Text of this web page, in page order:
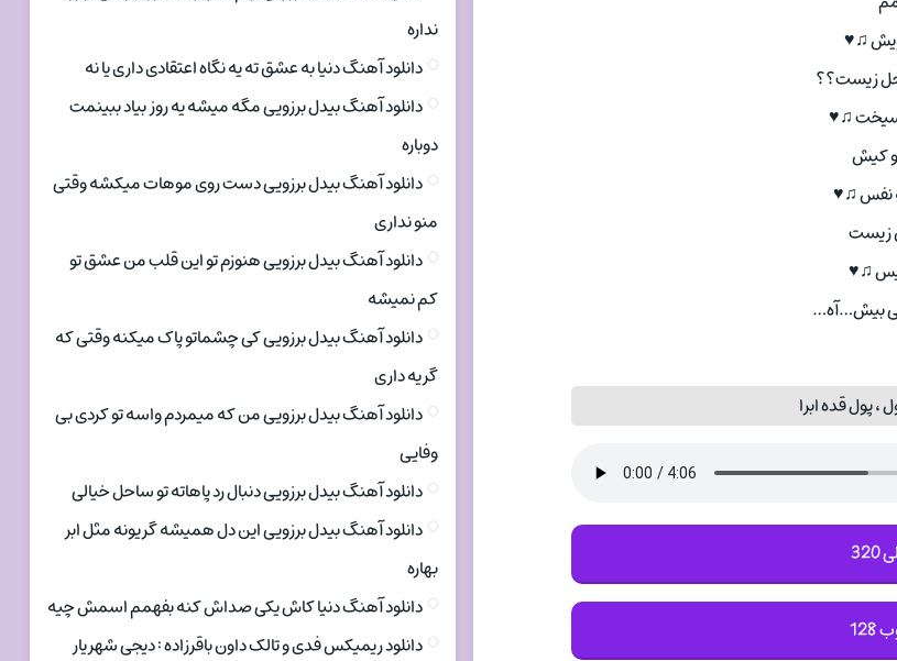
♫♥
زیست؟؟
♫♥
و کیش
نفس ♫♥
زیست
♫♥
بیش…آه…
پول قده ابرا
نداره
دانلود آهنگ دنیا به عشق ته یه نگاه اعتقادی داری یا نه
دانلود آهنگ بیدل برزویی مگه میشه یه روز بیاد ببینمت
دوباره
دانلود آهنگ بیدل برزویی دست روی موهات میکشه وقتی
منو نداری
دانلود آهنگ بیدل برزویی هنوزم تو این قلب من عشق تو
کم نمیشه
دانلود آهنگ بیدل برزویی کی چشماتو پاک میکنه وقتی که
گریه داری
دانلود آهنگ بیدل برزویی من که میمردم واسه تو کردی بی
وفایی
دانلود آهنگ بیدل برزویی دنبال رد پاهاته تو ساحل خیالی
دانلود آهنگ بیدل برزویی این دل همیشه گریونه مثل ابر
بهاره
دانلود آهنگ دنیا کاش یکی صداش کنه بفهمم اسمش چیه
دانلود ریمیکس فدی و تالک داون باقرزاده : دیجی شهریار